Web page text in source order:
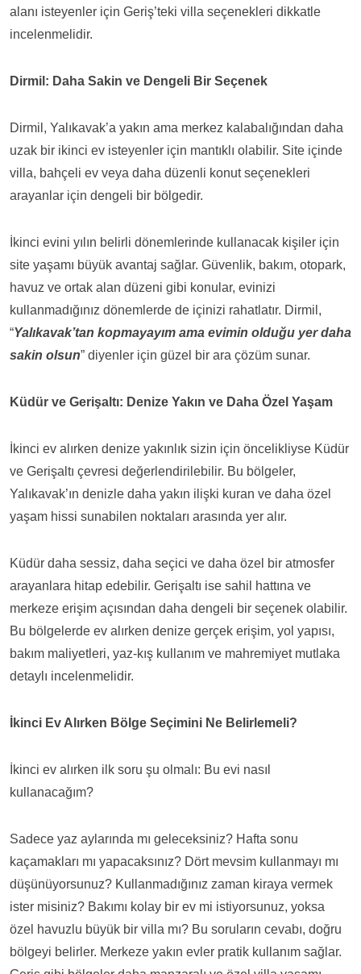
alanı isteyenler için Geriş’teki villa seçenekleri dikkatle
incelenmelidir.
Dirmil: Daha Sakin ve Dengeli Bir Seçenek
Dirmil, Yalıkavak’a yakın ama merkez kalabalığından daha
uzak bir ikinci ev isteyenler için mantıklı olabilir. Site içinde
villa, bahçeli ev veya daha düzenli konut seçenekleri
arayanlar için dengeli bir bölgedir.
İkinci evini yılın belirli dönemlerinde kullanacak kişiler için
site yaşamı büyük avantaj sağlar. Güvenlik, bakım, otopark,
havuz ve ortak alan düzeni gibi konular, evinizi
kullanmadığınız dönemlerde de içinizi rahatlatır. Dirmil,
“Yalıkavak’tan kopmayayım ama evimin olduğu yer daha
sakin olsun” diyenler için güzel bir ara çözüm sunar.
Küdür ve Gerişaltı: Denize Yakın ve Daha Özel Yaşam
İkinci ev alırken denize yakınlık sizin için öncelikliyse Küdür
ve Gerişaltı çevresi değerlendirilebilir. Bu bölgeler,
Yalıkavak’ın denizle daha yakın ilişki kuran ve daha özel
yaşam hissi sunabilen noktaları arasında yer alır.
Küdür daha sessiz, daha seçici ve daha özel bir atmosfer
arayanlara hitap edebilir. Gerişaltı ise sahil hattına ve
merkeze erişim açısından daha dengeli bir seçenek olabilir.
Bu bölgelerde ev alırken denize gerçek erişim, yol yapısı,
bakım maliyetleri, yaz-kış kullanım ve mahremiyet mutlaka
detaylı incelenmelidir.
İkinci Ev Alırken Bölge Seçimini Ne Belirlemeli?
İkinci ev alırken ilk soru şu olmalı: Bu evi nasıl
kullanacağım?
Sadece yaz aylarında mı geleceksiniz? Hafta sonu
kaçamakları mı yapacaksınız? Dört mevsim kullanmayı mı
düşünüyorsunuz? Kullanmadığınız zaman kiraya vermek
ister misiniz? Bakımı kolay bir ev mi istiyorsunuz, yoksa
özel havuzlu büyük bir villa mı? Bu soruların cevabı, doğru
bölgeyi belirler. Merkeze yakın evler pratik kullanım sağlar.